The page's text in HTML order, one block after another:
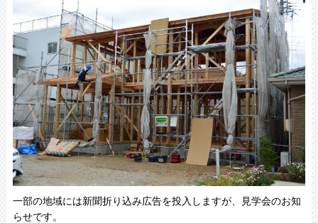
一部の地域には新聞折り込み広告を投入しますが、見学会のお知
らせです。